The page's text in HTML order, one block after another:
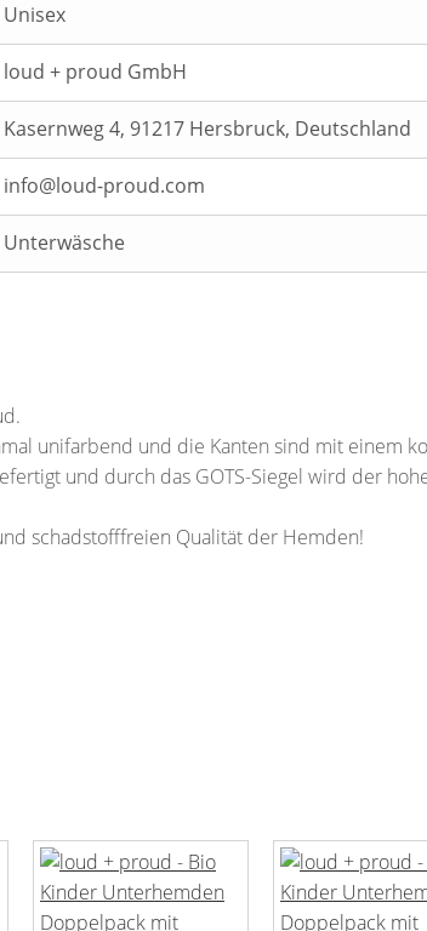
Unisex
loud + proud GmbH
Kasernweg 4, 91217 Hersbruck, Deutschland
info@loud-proud.com
Unterwäsche
unifarbend und die Kanten sind mit einem
und durch das GOTS-Siegel wird der
schadstofffreien Qualität der Hemden!